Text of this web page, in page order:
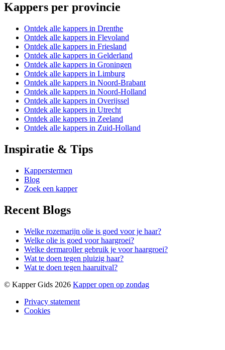
Kappers per provincie
Ontdek alle kappers in Drenthe
Ontdek alle kappers in Flevoland
Ontdek alle kappers in Friesland
Ontdek alle kappers in Gelderland
Ontdek alle kappers in Groningen
Ontdek alle kappers in Limburg
Ontdek alle kappers in Noord-Brabant
Ontdek alle kappers in Noord-Holland
Ontdek alle kappers in Overijssel
Ontdek alle kappers in Utrecht
Ontdek alle kappers in Zeeland
Ontdek alle kappers in Zuid-Holland
Inspiratie & Tips
Kapperstermen
Blog
Zoek een kapper
Recent Blogs
Welke rozemarijn olie is goed voor je haar?
Welke olie is goed voor haargroei?
Welke dermaroller gebruik je voor haargroei?
Wat te doen tegen pluizig haar?
Wat te doen tegen haaruitval?
© Kapper Gids 2026 Kapper open op zondag
Privacy statement
Cookies